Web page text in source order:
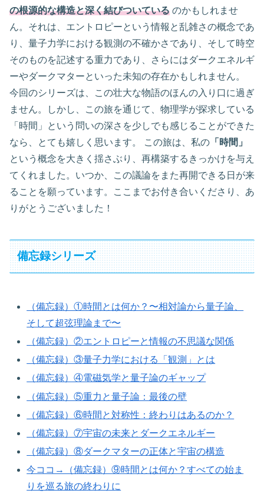
の根源的な構造と深く結びついている のかもしれませ
ん。それは、エントロピーという情報と乱雑さの概念であ
り、量子力学における観測の不確かさであり、そして時空
そのものを記述する重力であり、さらにはダークエネルギ
ーやダークマターといった未知の存在かもしれません。
今回のシリーズは、この壮大な物語のほんの入り口に過ぎ
ません。しかし、この旅を通じて、物理学が探求している
「時間」という問いの深さを少しでも感じることができた
なら、とても嬉しく思います。 この旅は、私の 「時間」
という概念を大きく揺さぶり、再構築するきっかけを与え
てくれました。いつか、この議論をまた再開できる日が来
ることを願っています。ここまでお付き合いくださり、あ
りがとうございました！
備忘録シリーズ
（備忘録）①時間とは何か？〜相対論から量子論、
そして超弦理論まで〜
（備忘録）②エントロピーと情報の不思議な関係
（備忘録）③量子力学における「観測」とは
（備忘録）④電磁気学と量子論のギャップ
（備忘録）⑤重力と量子論：最後の壁
（備忘録）⑥時間と対称性：終わりはあるのか？
（備忘録）⑦宇宙の未来とダークエネルギー
（備忘録）⑧ダークマターの正体と宇宙の構造
今ココ→（備忘録）⑨時間とは何か？すべての始ま
りを巡る旅の終わりに